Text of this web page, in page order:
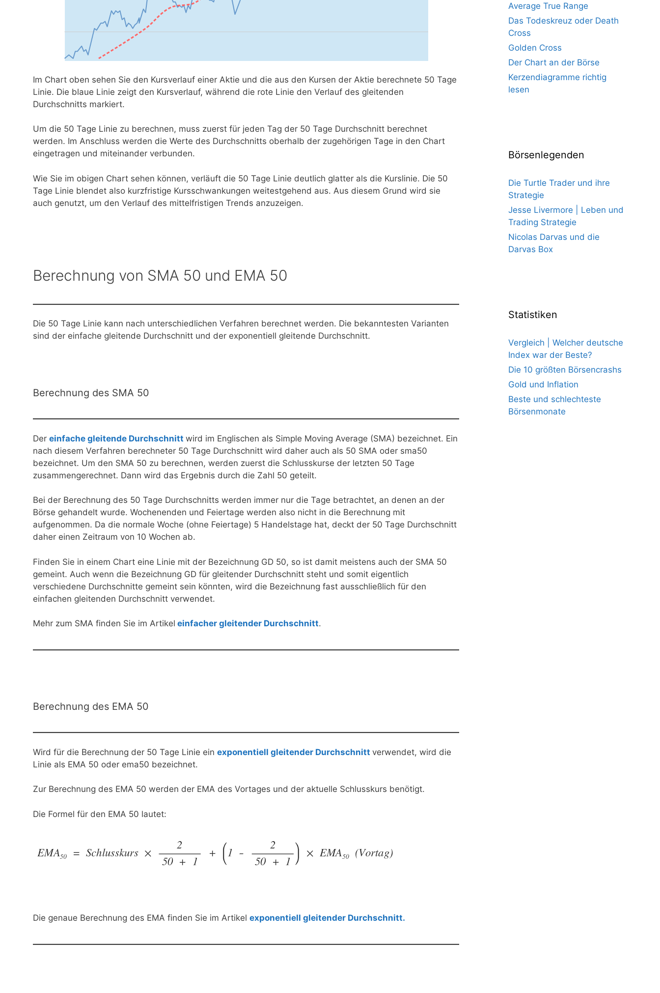
Im Chart oben sehen Sie den Kursverlauf einer Aktie und die aus den Kursen der Aktie berechnete 50 Tage
Linie. Die blaue Linie zeigt den Kursverlauf, während die rote Linie den Verlauf des gleitenden
Durchschnitts markiert.
Um die 50 Tage Linie zu berechnen, muss zuerst für jeden Tag der 50 Tage Durchschnitt berechnet
werden. Im Anschluss werden die Werte des Durchschnitts oberhalb der zugehörigen Tage in den Chart
eingetragen und miteinander verbunden.
Wie Sie im obigen Chart sehen können, verläuft die 50 Tage Linie deutlich glatter als die Kurslinie. Die 50
Tage Linie blendet also kurzfristige Kursschwankungen weitestgehend aus. Aus diesem Grund wird sie
auch genutzt, um den Verlauf des mittelfristigen Trends anzuzeigen.
Berechnung von SMA 50 und EMA 50
Die 50 Tage Linie kann nach unterschiedlichen Verfahren berechnet werden. Die bekanntesten Varianten
sind der einfache gleitende Durchschnitt und der exponentiell gleitende Durchschnitt.
Berechnung des SMA 50
Der einfache gleitende Durchschnitt wird im Englischen als Simple Moving Average (SMA) bezeichnet. Ein
nach diesem Verfahren berechneter 50 Tage Durchschnitt wird daher auch als 50 SMA oder sma50
bezeichnet. Um den SMA 50 zu berechnen, werden zuerst die Schlusskurse der letzten 50 Tage
zusammengerechnet. Dann wird das Ergebnis durch die Zahl 50 geteilt.
Bei der Berechnung des 50 Tage Durchschnitts werden immer nur die Tage betrachtet, an denen an der
Börse gehandelt wurde. Wochenenden und Feiertage werden also nicht in die Berechnung mit
aufgenommen. Da die normale Woche (ohne Feiertage) 5 Handelstage hat, deckt der 50 Tage Durchschnitt
daher einen Zeitraum von 10 Wochen ab.
Finden Sie in einem Chart eine Linie mit der Bezeichnung GD 50, so ist damit meistens auch der SMA 50
gemeint. Auch wenn die Bezeichnung GD für gleitender Durchschnitt steht und somit eigentlich
verschiedene Durchschnitte gemeint sein könnten, wird die Bezeichnung fast ausschließlich für den
einfachen gleitenden Durchschnitt verwendet.
Mehr zum SMA finden Sie im Artikel einfacher gleitender Durchschnitt.
Berechnung des EMA 50
Wird für die Berechnung der 50 Tage Linie ein exponentiell gleitender Durchschnitt verwendet, wird die
Linie als EMA 50 oder ema50 bezeichnet.
Zur Berechnung des EMA 50 werden der EMA des Vortages und der aktuelle Schlusskurs benötigt.
Die Formel für den EMA 50 lautet:
Die genaue Berechnung des EMA finden Sie im Artikel exponentiell gleitender Durchschnitt.
Average True Range
Das Todeskreuz oder Death
Cross
Golden Cross
Der Chart an der Börse
Kerzendiagramme richtig
lesen
Börsenlegenden
Die Turtle Trader und ihre
Strategie
Jesse Livermore | Leben und
Trading Strategie
Nicolas Darvas und die
Darvas Box
Statistiken
Vergleich | Welcher deutsche
Index war der Beste?
Die 10 größten Börsencrashs
Gold und Inflation
Beste und schlechteste
Börsenmonate